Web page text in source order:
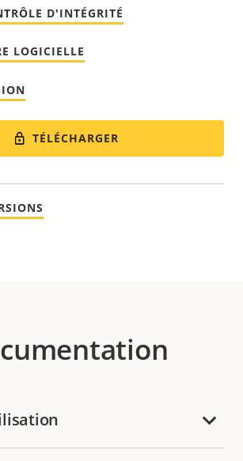
D'INTÉGRITÉ
LOGICIELLE
TÉLÉCHARGER